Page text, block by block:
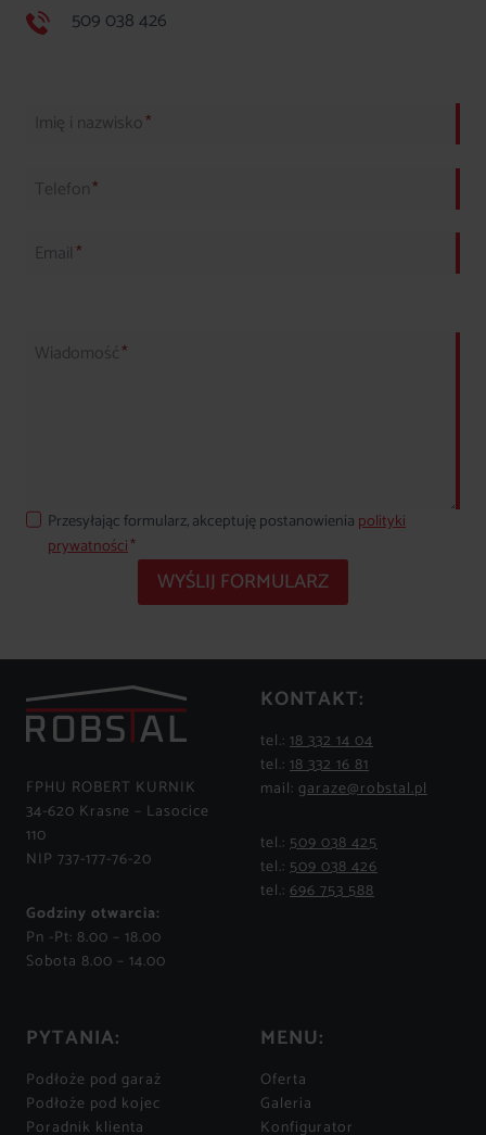
509 038 426
Imię i nazwisko*
Telefon*
Email *
Wiadomość*
Przesyłając formularz, akceptuję postanowienia polityki
prywatności*
WYŚLIJ FORMULARZ
FPHU ROBERT KURNIK
34-620 Krasne – Lasocice
110
NIP 737-177-76-20
Godziny otwarcia:
Pn -Pt: 8.00 – 18.00
Sobota 8.00 – 14.00
KONTAKT:
tel.: 18 332 14 04
tel.: 18 332 16 81
mail: garaze@robstal.pl
tel.: 509 038 425
tel.: 509 038 426
tel.: 696 753 588
PYTANIA:
Podłoże pod garaż
Podłoże pod kojec
Poradnik klienta
MENU:
Oferta
Galeria
Konfigurator